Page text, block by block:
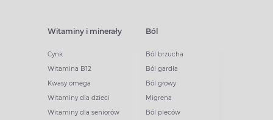
Witaminy i minerały
Cynk
Witamina B12
Kwasy omega
Witaminy dla dzieci
Witaminy dla seniorów
Ból
Ból brzucha
Ból gardła
Ból głowy
Migrena
Ból pleców